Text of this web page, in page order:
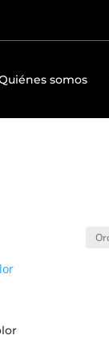
somos